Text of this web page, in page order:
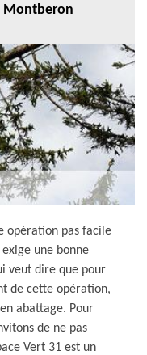
Montberon
opération pas facile
une bonne
veut dire que pour
de cette opération,
abattage. Pour
de ne pas
Vert 31 est un